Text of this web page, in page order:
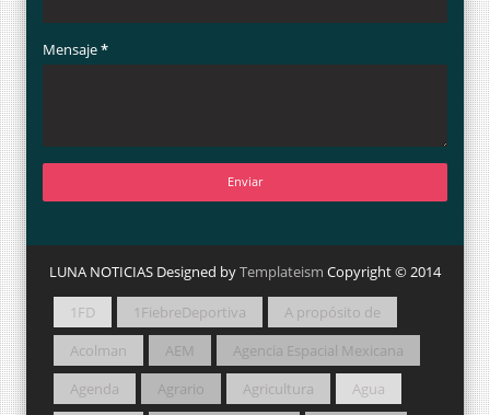
Mensaje*
LUNA NOTICIAS Designed byTemplateism Copyright © 2014
1FD 1FiebreDeportiva
A propósito de
Acolman
AEM
Agencia Espacial Mexicana
Agenda
Agrario Agricultura
Agua